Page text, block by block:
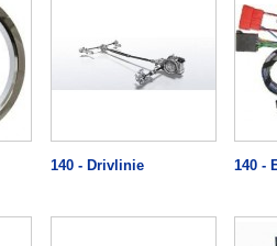
140 - Drivlinie 140 -